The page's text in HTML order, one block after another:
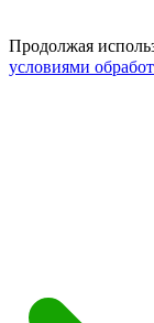
Продолжая
условиями